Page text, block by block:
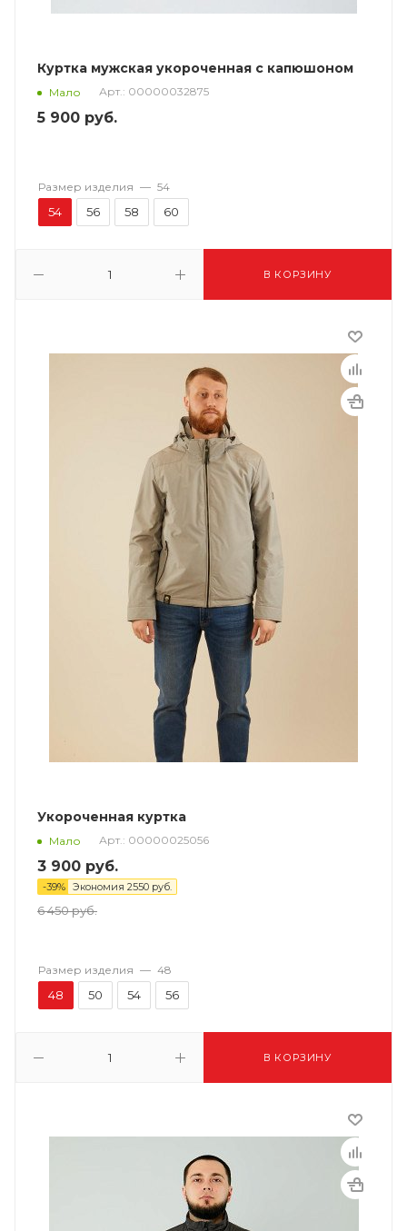
Куртка мужская укороченная с капюшоном
Мало Арт.: 00000032875
5 900 руб.
В КОРЗИНУ
Размер изделия — 54
54 56 58 60
Укороченная куртка
Мало Арт.: 00000025056
3 900 руб.
-39% Экономия 2550 руб.
6 450руб.
В КОРЗИНУ
Размер изделия — 48
48 50 54 56